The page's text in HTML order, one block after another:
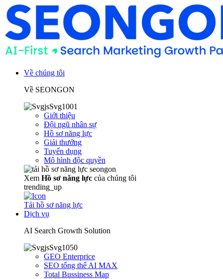
Về chúng tôi
Về SEONGON
Giới thiệu
Đội ngũ nhân sự
Hồ sơ năng lực
Giải thưởng
Tuyển dụng
Mô hình độc quyền
Xem Hồ sơ năng lực của chúng tôi
trending_up
Tải hồ sơ năng lực
Dịch vụ
AI Search Growth Solution
GEO Enterprice
SEO tổng thể AI MAX
Total Bussiness Map